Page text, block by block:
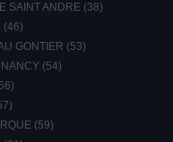
SAINT ANDRE (38)
(46)
GONTIER (53)
(54)
(59)